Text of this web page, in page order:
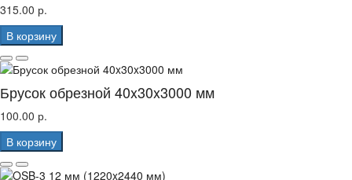
315.00 р.
В корзину
Брусок обрезной 40x30x3000 мм
100.00 р.
В корзину